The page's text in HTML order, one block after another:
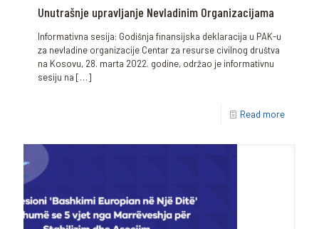
Unutrašnje upravljanje Nevladinim Organizacijama
Informativna sesija: Godišnja finansijska deklaracija u PAK-u
za nevladine organizacije Centar za resurse civilnog društva
na Kosovu, 28. marta 2022. godine, održao je informativnu
sesiju na […]
Read more